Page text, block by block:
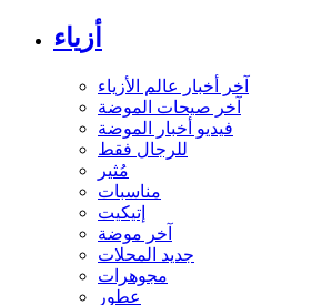
أزياء
آخر أخبار عالم الأزياء
آخر صيحات الموضة
فيديو أخبار الموضة
للرجال فقط
مُثير
مناسبات
إتيكيت
آخر موضة
جديد المحلات
مجوهرات
عطور